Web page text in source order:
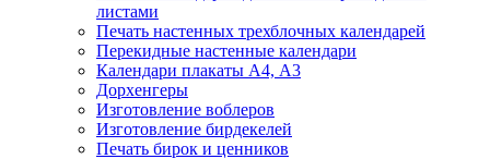
листами
Печать настенных трехблочных календарей
Перекидные настенные календари
Календари плакаты А4, А3
Дорхенгеры
Изготовление воблеров
Изготовление бирдекелей
Печать бирок и ценников